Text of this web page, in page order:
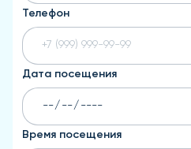
Телефон
Дата посещения
Время посещения